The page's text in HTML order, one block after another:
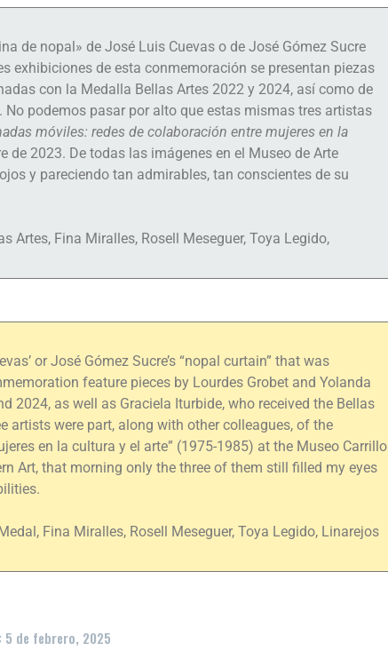
de nopal» de José Luis Cuevas o de José Gómez Sucre
exhibiciones de esta conmemoración se presentan piezas
con la Medalla Bellas Artes 2022 y 2024, así como de
podemos pasar por alto que estas mismas tres artistas
móviles: redes de colaboración entre mujeres en la
de 2023. De todas las imágenes en el Museo de Arte
y pareciendo tan admirables, tan conscientes de su
Artes, Fina Miralles, Rosell Meseguer, Toya Legido,
or José Gómez Sucre’s “nopal curtain” that was
feature pieces by Lourdes Grobet and Yolanda
2024, as well as Graciela Iturbide, who received the Bellas
artists were part, along with other colleagues, of the
en la cultura y el arte” (1975-1985) at the Museo Carrillo
Art, that morning only the three of them still filled my eyes
Fina Miralles, Rosell Meseguer, Toya Legido, Linarejos
5 de febrero, 2025